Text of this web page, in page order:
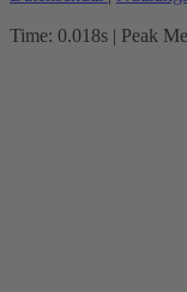
Time: 0.018s | Peak